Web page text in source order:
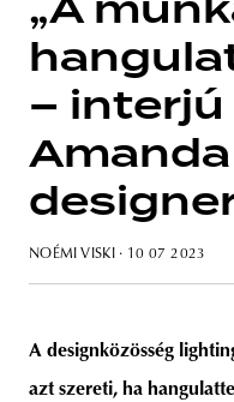
– interjú
NOÉMI VISKI · 10 07 2023
A designközösség
azt szereti, ha